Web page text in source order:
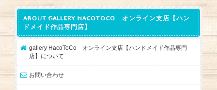
ABOUT GALLERY HACOTOCO オンライン支店【ハン
ドメイド作品専門店】
gallery HacoToCo オンライン支店【ハンドメイド作品専門
店】について
お問い合わせ